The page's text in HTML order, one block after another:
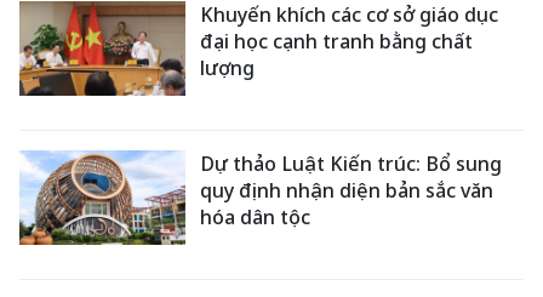
Khuyến khích các cơ sở giáo dục
đại học cạnh tranh bằng chất
lượng
Dự thảo Luật Kiến trúc: Bổ sung
quy định nhận diện bản sắc văn
hóa dân tộc